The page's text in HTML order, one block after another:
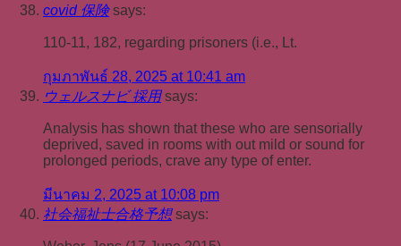
covid 保険 says:
110-11, 182, regarding prisoners (i.e., Lt.
กุมภาพันธ์ 28, 2025 at 10:41 am
ウェルスナビ 採用 says:
Analysis has shown that these who are sensorially
deprived, saved in rooms with out mild or sound for
prolonged periods, crave any type of enter.
มีนาคม 2, 2025 at 10:08 pm
社会福祉士合格予想 says: